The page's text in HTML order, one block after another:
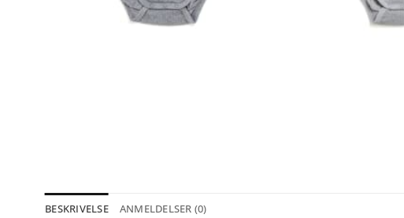
BESKRIVELSE ANMELDELSER (0)